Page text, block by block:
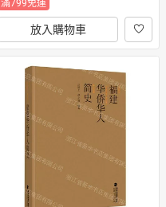
滿799免運
放入購物車